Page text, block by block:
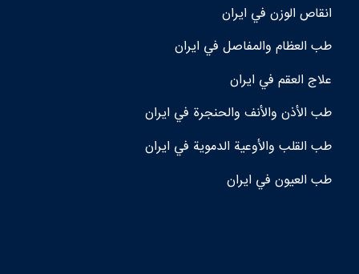
انقاص الوزن في ايران
طب العظام والمفاصل في ايران
علاج العقم في ايران
طب الأذن والأنف والحنجرة في ايران
طب القلب والأوعية الدموية في ايران
طب العيون في ايران